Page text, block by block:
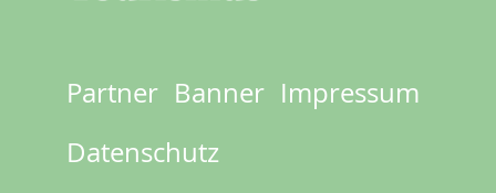
Footer
menu
Partner Banner Impressum
Datenschutz